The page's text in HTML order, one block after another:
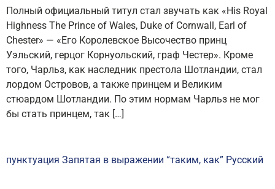
Полный официальный титул стал звучать как «His Royal
Highness The Prince of Wales, Duke of Cornwall, Earl of
Chester» — «Его Королевское Высочество принц
Уэльский, герцог Корнуольский, граф Честер». Кроме
того, Чарльз, как наследник престола Шотландии, стал
лордом Островов, а также принцем и Великим
стюардом Шотландии. По этим нормам Чарльз не мог
бы стать принцем, так […]
пунктуация Запятая в выражении “таким, как” Русский